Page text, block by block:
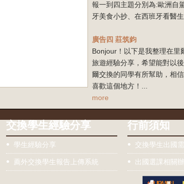
報一到四主題分別為:歐洲自
牙美食小抄、在西班牙看醫生
廣告四 莊筑鈞
Bonjour！以下是我整理在里
旅遊經驗分享，希望能對以
爾交換的同學有所幫助，相
喜歡這個地方！...
more
交換學生經驗分享
學生經驗分享
薦外交換學生報告上傳系統
行前須知
交換學生出國
出國選課相關